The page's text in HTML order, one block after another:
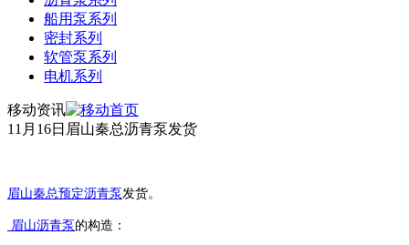
船用泵系列
密封系列
软管泵系列
电机系列
移动资讯
11月16日眉山秦总沥青泵发货
眉山秦总预定沥青泵发货。
眉山沥青泵 的构造：